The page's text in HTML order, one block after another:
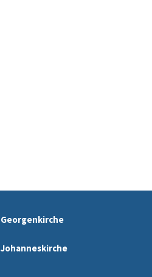
Georgenkirche
Johanneskirche